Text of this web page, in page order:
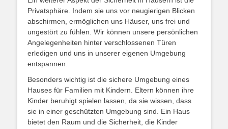
Privatsphäre. Indem sie uns vor neugierigen Blicken
abschirmen, ermöglichen uns Häuser, uns frei und
ungestört zu fühlen. Wir können unsere persönlichen
Angelegenheiten hinter verschlossenen Türen
erledigen und uns in unserer eigenen Umgebung
entspannen.
Besonders wichtig ist die sichere Umgebung eines
Hauses für Familien mit Kindern. Eltern können ihre
Kinder beruhigt spielen lassen, da sie wissen, dass
sie in einer geschützten Umgebung sind. Ein Haus
bietet den Raum und die Sicherheit, die Kinder